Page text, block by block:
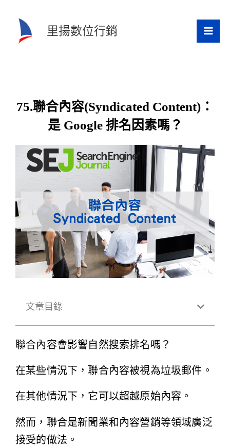
里揚數位行銷
75.聯合內容(Syndicated Content)：
是 Google 排名因素嗎？
文章目錄
聯合內容會影響自然搜索排名嗎？
在某些情況下，聯合內容被視為垃圾郵件。
在其他情況下，它可以超越原始內容。
然而，聯合是新聞業和內容營銷等領域廣泛
接受的做法。